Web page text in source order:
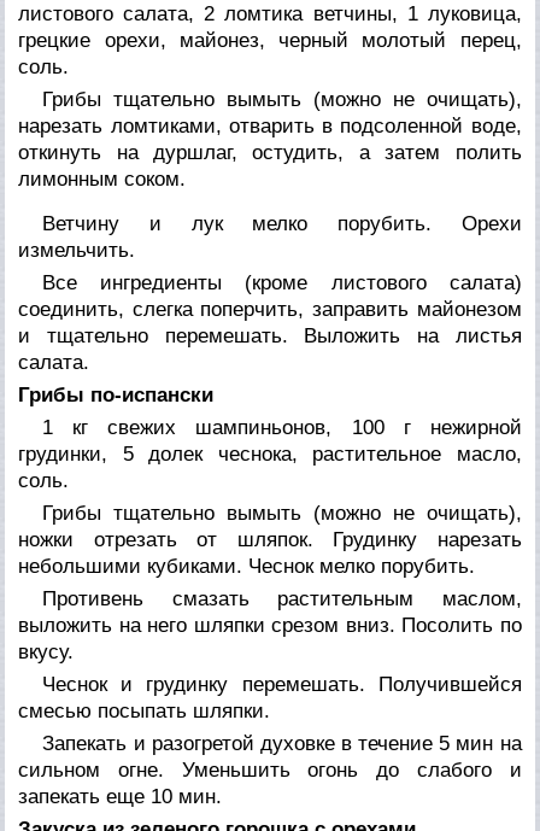
листового салата, 2 ломтика ветчины, 1 луковица,
грецкие орехи, майонез, черный молотый перец,
соль.
Грибы тщательно вымыть (можно не очищать),
нарезать ломтиками, отварить в подсоленной воде,
откинуть на дуршлаг, остудить, а затем полить
лимонным соком.
Ветчину и лук мелко порубить. Орехи
измельчить.
Все ингредиенты (кроме листового салата)
соединить, слегка поперчить, заправить майонезом
и тщательно перемешать. Выложить на листья
салата.
Грибы по-испански
1 кг свежих шампиньонов, 100 г нежирной
грудинки, 5 долек чеснока, растительное масло,
соль.
Грибы тщательно вымыть (можно не очищать),
ножки отрезать от шляпок. Грудинку нарезать
небольшими кубиками. Чеснок мелко порубить.
Противень смазать растительным маслом,
выложить на него шляпки срезом вниз. Посолить по
вкусу.
Чеснок и грудинку перемешать. Получившейся
смесью посыпать шляпки.
Запекать и разогретой духовке в течение 5 мин на
сильном огне. Уменьшить огонь до слабого и
запекать еще 10 мин.